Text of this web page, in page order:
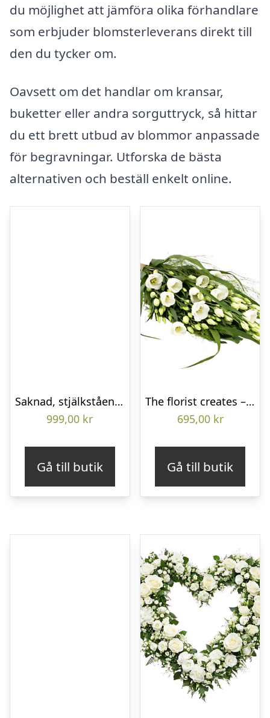
du möjlighet att jämföra olika förhandlare
som erbjuder blomsterleverans direkt till
den du tycker om.
Oavsett om det handlar om kransar,
buketter eller andra sorguttryck, så hittar
du ett brett utbud av blommor anpassade
för begravningar. Utforska de bästa
alternativen och beställ enkelt online.
Saknad, stjälkstående bukett
999,00 kr
Gå till butik
The florist creates – Funeral bouquet
695,00 kr
Gå till butik